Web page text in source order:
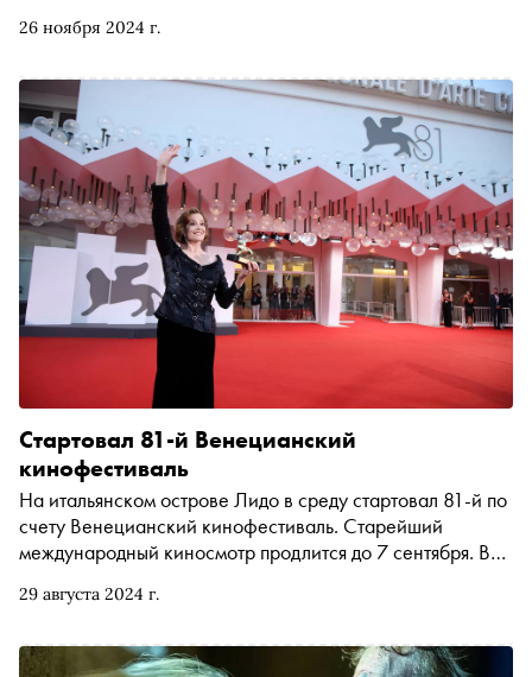
26 ноября 2024 г.
Шергова в интервью «Снобу» рассказала о книге, о том,
пожертвования в 100 рублей важны и зачем детям после
болезни нужна «немедицинская реабилитация»
29 августа 2024 г.
Стартовал 81-й Венецианский
кинофестиваль
На итальянском острове Лидо в среду стартовал 81-й по
счету Венецианский кинофестиваль. Старейший
международный киносмотр продлится до 7 сентября. В